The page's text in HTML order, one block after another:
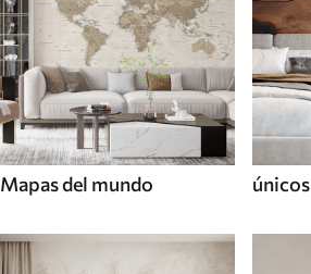
Mapas del mundo únicos